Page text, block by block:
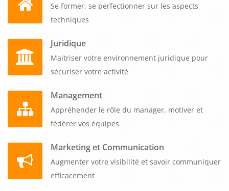
Se former, se perfectionner sur les aspects
techniques
Juridique
Maitriser votre environnement juridique pour
sécuriser votre activité
Management
Appréhender le rôle du manager, motiver et
fédérer vos équipes
Marketing et Communication
Augmenter votre visibilité et savoir communiquer
efficacement